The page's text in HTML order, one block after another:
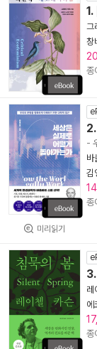
1.
그
창
종
미리읽기
-
바
김
종
레
에
종